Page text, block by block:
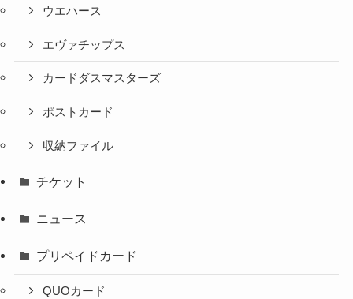
ウエハース
エヴァチップス
カードダスマスターズ
ポストカード
収納ファイル
チケット
ニュース
プリペイドカード
QUOカード